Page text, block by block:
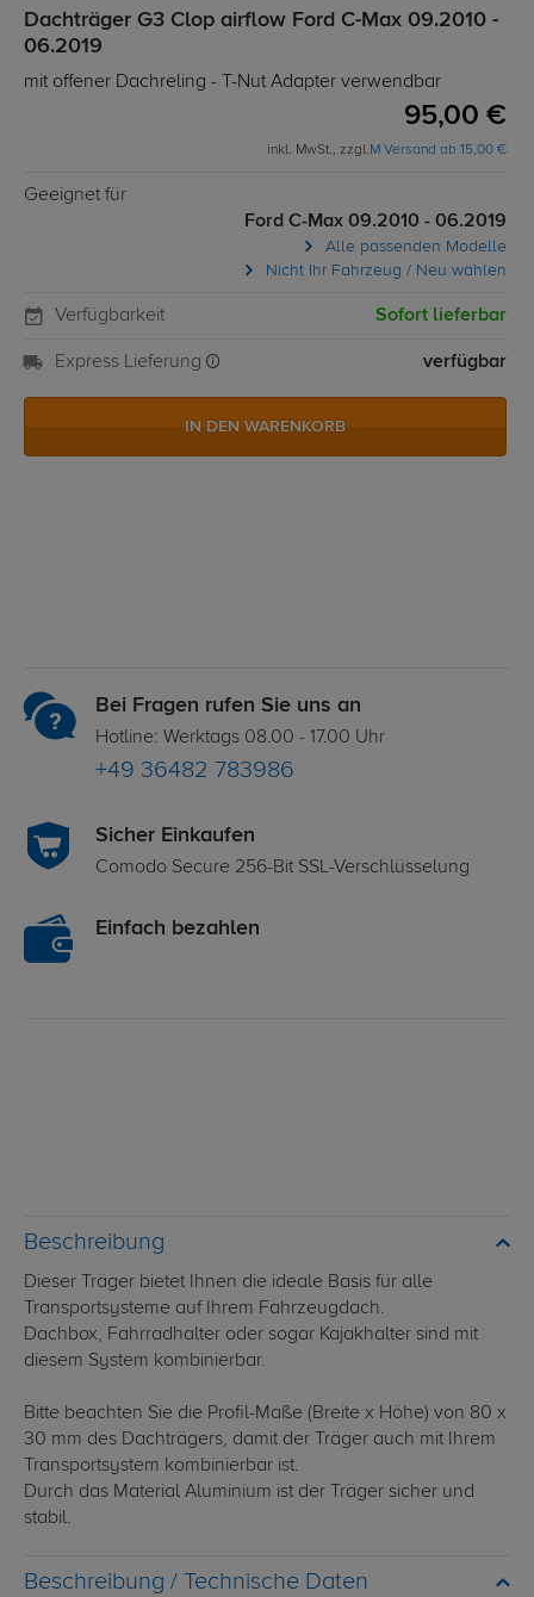
Dachträger G3 Clop airflow Ford C-Max 09.2010 -
06.2019
mit offener Dachreling - T-Nut Adapter verwendbar
95,00 €
inkl. MwSt., zzgl.M Versand ab 15,00 €
Geeignet für
Ford C-Max 09.2010 - 06.2019
Alle passenden Modelle
Nicht Ihr Fahrzeug / Neu wählen
Verfügbarkeit Sofort lieferbar
Express Lieferung verfügbar
IN DEN WARENKORB
Bei Fragen rufen Sie uns an
Hotline: Werktags 08.00 - 17.00 Uhr
+49 36482 783986
Sicher Einkaufen
Comodo Secure 256-Bit SSL-Verschlüsselung
Einfach bezahlen
Beschreibung
Dieser Träger bietet Ihnen die ideale Basis für alle
Transportsysteme auf Ihrem Fahrzeugdach.
Dachbox, Fahrradhalter oder sogar Kajakhalter sind mit
diesem System kombinierbar.
Bitte beachten Sie die Profil-Maße (Breite x Höhe) von 80 x
30 mm des Dachträgers, damit der Träger auch mit Ihrem
Transportsystem kombinierbar ist.
Durch das Material Aluminium ist der Träger sicher und
stabil.
Technische Daten